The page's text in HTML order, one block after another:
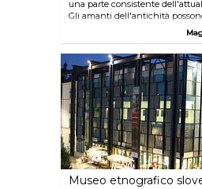
una parte consistente
Gli amanti dell'antichità
ottimamente conservata, del
meridionale e due parchi
epoca romana sono inoltre
di Lubiana e al Museo
Museo etnografico